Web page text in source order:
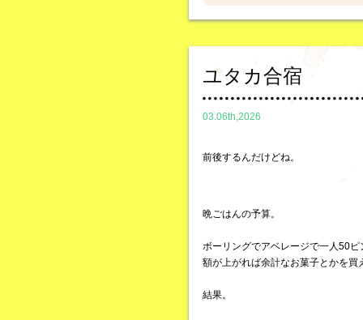
ユタカ合宿
03.06th,2026
前後するんだけどね。
晩ごはんの予算。
ボーリングでアベレージで一人50
額が上がれば余計なお菓子とかを買
結果。